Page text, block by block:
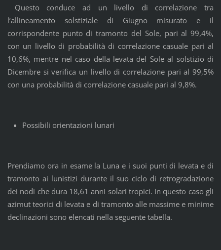
Questo conduce ad un livello di correlazione tra
l’allineamento solstiziale di Giugno misurato e il
corrispondente punto di tramonto del Sole, pari al 99,4%,
con un livello di probabilità di correlazione casuale pari al
10,6%, mentre nel caso della levata del Sole al solstizio di
Dicembre si verifica un livello di correlazione pari al 99,5%
con una probabilità di correlazione casuale pari al 9,8%.
Possibili orientazioni lunari
Prendiamo ora in esame la Luna e i suoi punti di levata e di
tramonto ai lunistizi durante il suo ciclo di retrogradazione
dei nodi che dura 18,61 anni solari tropici. In questo caso gli
azimut teorici di levata e di tramonto alle massime e minime
declinazioni sono elencati nella seguente tabella.